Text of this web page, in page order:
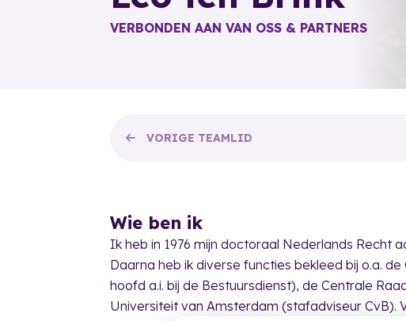
VERBONDEN AAN VAN OSS & PARTNERS
VORIGE TEAMLID
Wie ben ik
Ik heb in 1976 mijn doctoraal Nederlands Recht
Daarna heb ik diverse functies bekleed bij o.a.
hoofd a.i. bij de Bestuursdienst), de Centrale
Universiteit van Amsterdam (stafadviseur CvB).